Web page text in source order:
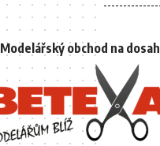
Modelářský obchod na dosah